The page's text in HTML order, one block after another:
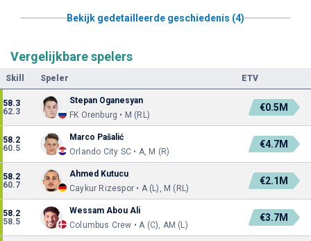
Bekijk gedetailleerde geschiedenis (4)
Vergelijkbare spelers
Skill Speler ETV
58.3
62.3
Stepan Oganesyan
FK Orenburg • M (RL)
€0.5M
58.2
60.5
Marco Pašalić
Orlando City SC • A, M (R)
€4.7M
58.2
60.7
Ahmed Kutucu
Caykur Rizespor • A (L), M (RL)
€2.1M
58.2
58.5
Wessam Abou Ali
Columbus Crew • A (C), AM (L)
€3.7M